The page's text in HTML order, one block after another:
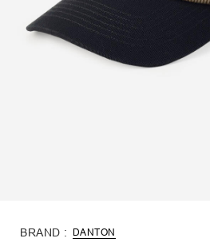
BRAND : DANTON